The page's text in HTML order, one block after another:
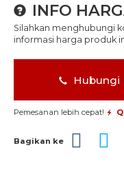
INFO
Silahkan menghubungi
informasi harga produk
Hubungi
Pemesanan lebih cepat!
Bagikan ke